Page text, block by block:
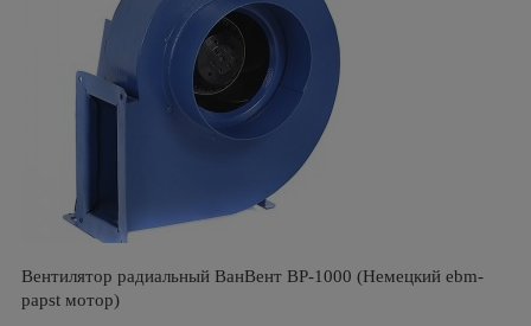
Вентилятор радиальный ВанВент BP-1000 (Немецкий ebm-
papst мотор)